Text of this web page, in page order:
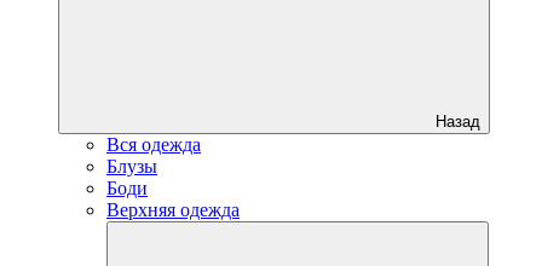
Назад
Вся одежда
Блузы
Боди
Верхняя одежда